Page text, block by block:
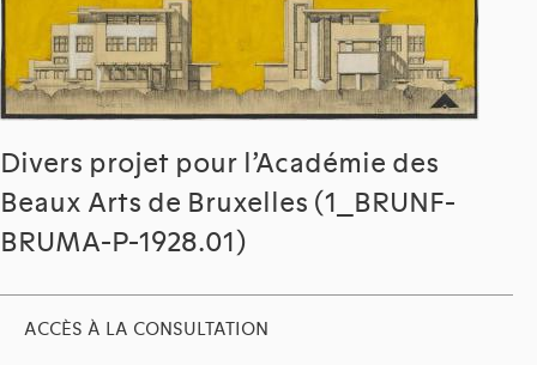
Divers projet pour l’Académie des
Beaux Arts de Bruxelles (1_BRUNF-
BRUMA-P-1928.01)
ACCÈS À LA CONSULTATION